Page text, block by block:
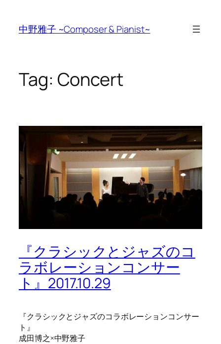
content
中野雅子 ~Composer & Pianist~
Tag: Concert
『クラシックとジャズのコ
ラボレーションコンサー
ト』2017.10.29
『クラシックとジャズのコラボレーションコンサー
ト』
成田博之×中野雅子